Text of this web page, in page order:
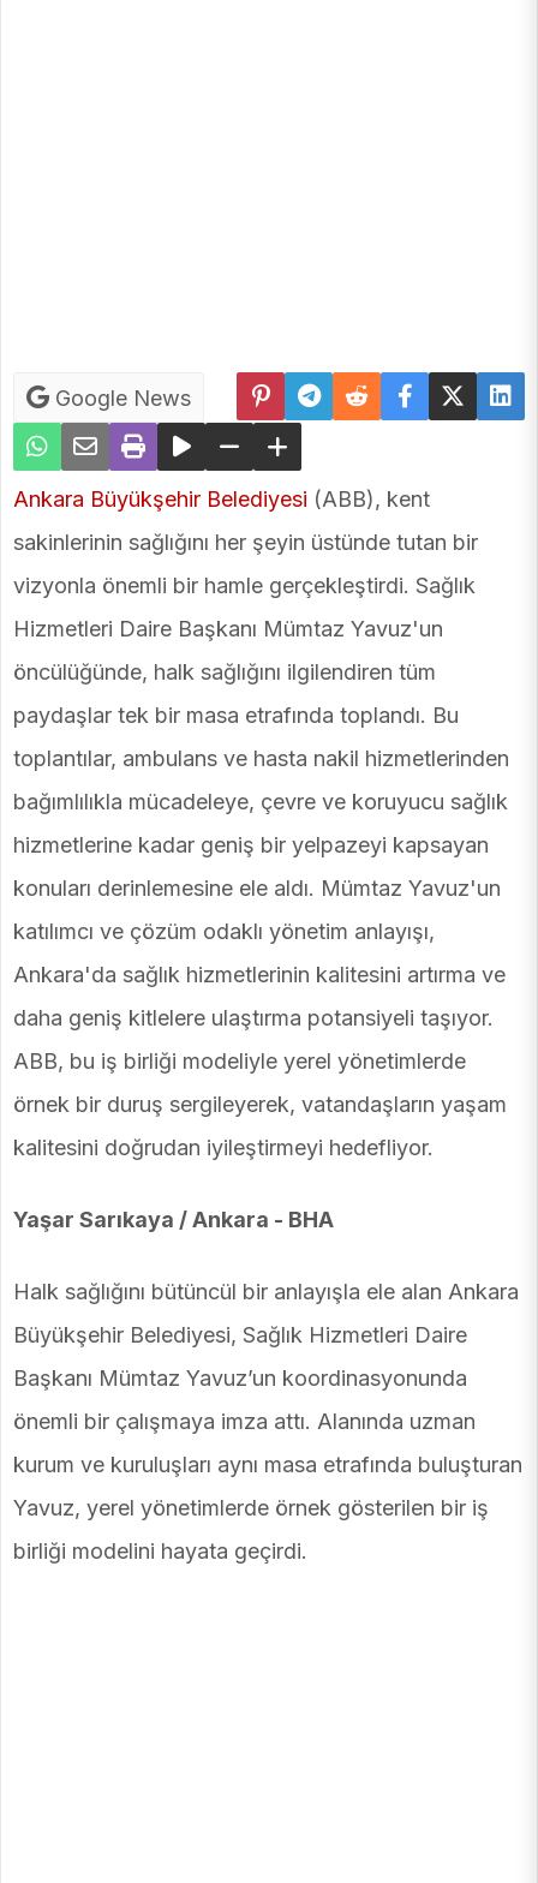
Google News
Ankara Büyükşehir Belediyesi (ABB), kent
sakinlerinin sağlığını her şeyin üstünde tutan bir
vizyonla önemli bir hamle gerçekleştirdi. Sağlık
Hizmetleri Daire Başkanı Mümtaz Yavuz'un
öncülüğünde, halk sağlığını ilgilendiren tüm
paydaşlar tek bir masa etrafında toplandı. Bu
toplantılar, ambulans ve hasta nakil hizmetlerinden
bağımlılıkla mücadeleye, çevre ve koruyucu sağlık
hizmetlerine kadar geniş bir yelpazeyi kapsayan
konuları derinlemesine ele aldı. Mümtaz Yavuz'un
katılımcı ve çözüm odaklı yönetim anlayışı,
Ankara'da sağlık hizmetlerinin kalitesini artırma ve
daha geniş kitlelere ulaştırma potansiyeli taşıyor.
ABB, bu iş birliği modeliyle yerel yönetimlerde
örnek bir duruş sergileyerek, vatandaşların yaşam
kalitesini doğrudan iyileştirmeyi hedefliyor.
Yaşar Sarıkaya / Ankara - BHA
Halk sağlığını bütüncül bir anlayışla ele alan Ankara
Büyükşehir Belediyesi, Sağlık Hizmetleri Daire
Başkanı Mümtaz Yavuz’un koordinasyonunda
önemli bir çalışmaya imza attı. Alanında uzman
kurum ve kuruluşları aynı masa etrafında buluşturan
Yavuz, yerel yönetimlerde örnek gösterilen bir iş
birliği modelini hayata geçirdi.